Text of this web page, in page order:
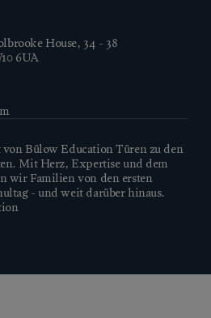
House, 34 - 38
6UA
von Bülow Education Türen zu den
Mit Herz, Expertise und dem
wir Familien von den ersten
- und weit darüber hinaus.